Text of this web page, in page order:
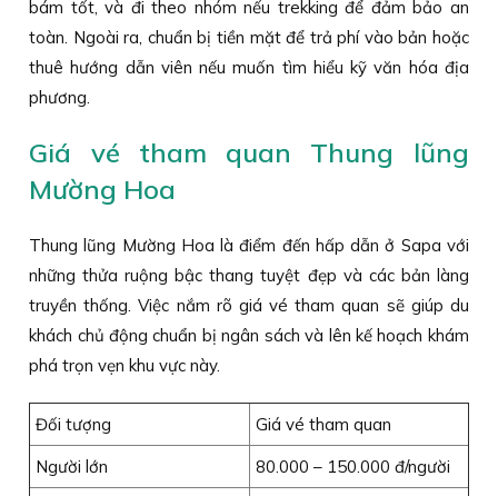
bám tốt, và đi theo nhóm nếu trekking để đảm bảo an
toàn. Ngoài ra, chuẩn bị tiền mặt để trả phí vào bản hoặc
thuê hướng dẫn viên nếu muốn tìm hiểu kỹ văn hóa địa
phương.
Giá vé tham quan Thung lũng
Mường Hoa
Thung lũng Mường Hoa là điểm đến hấp dẫn ở Sapa với
những thửa ruộng bậc thang tuyệt đẹp và các bản làng
truyền thống. Việc nắm rõ giá vé tham quan sẽ giúp du
khách chủ động chuẩn bị ngân sách và lên kế hoạch khám
phá trọn vẹn khu vực này.
Đối tượng
Giá vé tham quan
Người lớn
80.000 – 150.000 đ/người